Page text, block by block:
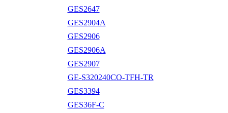
GES2647
GES2904A
GES2906
GES2906A
GES2907
GE-S320240CO-TFH-TR
GES3394
GES36F-C